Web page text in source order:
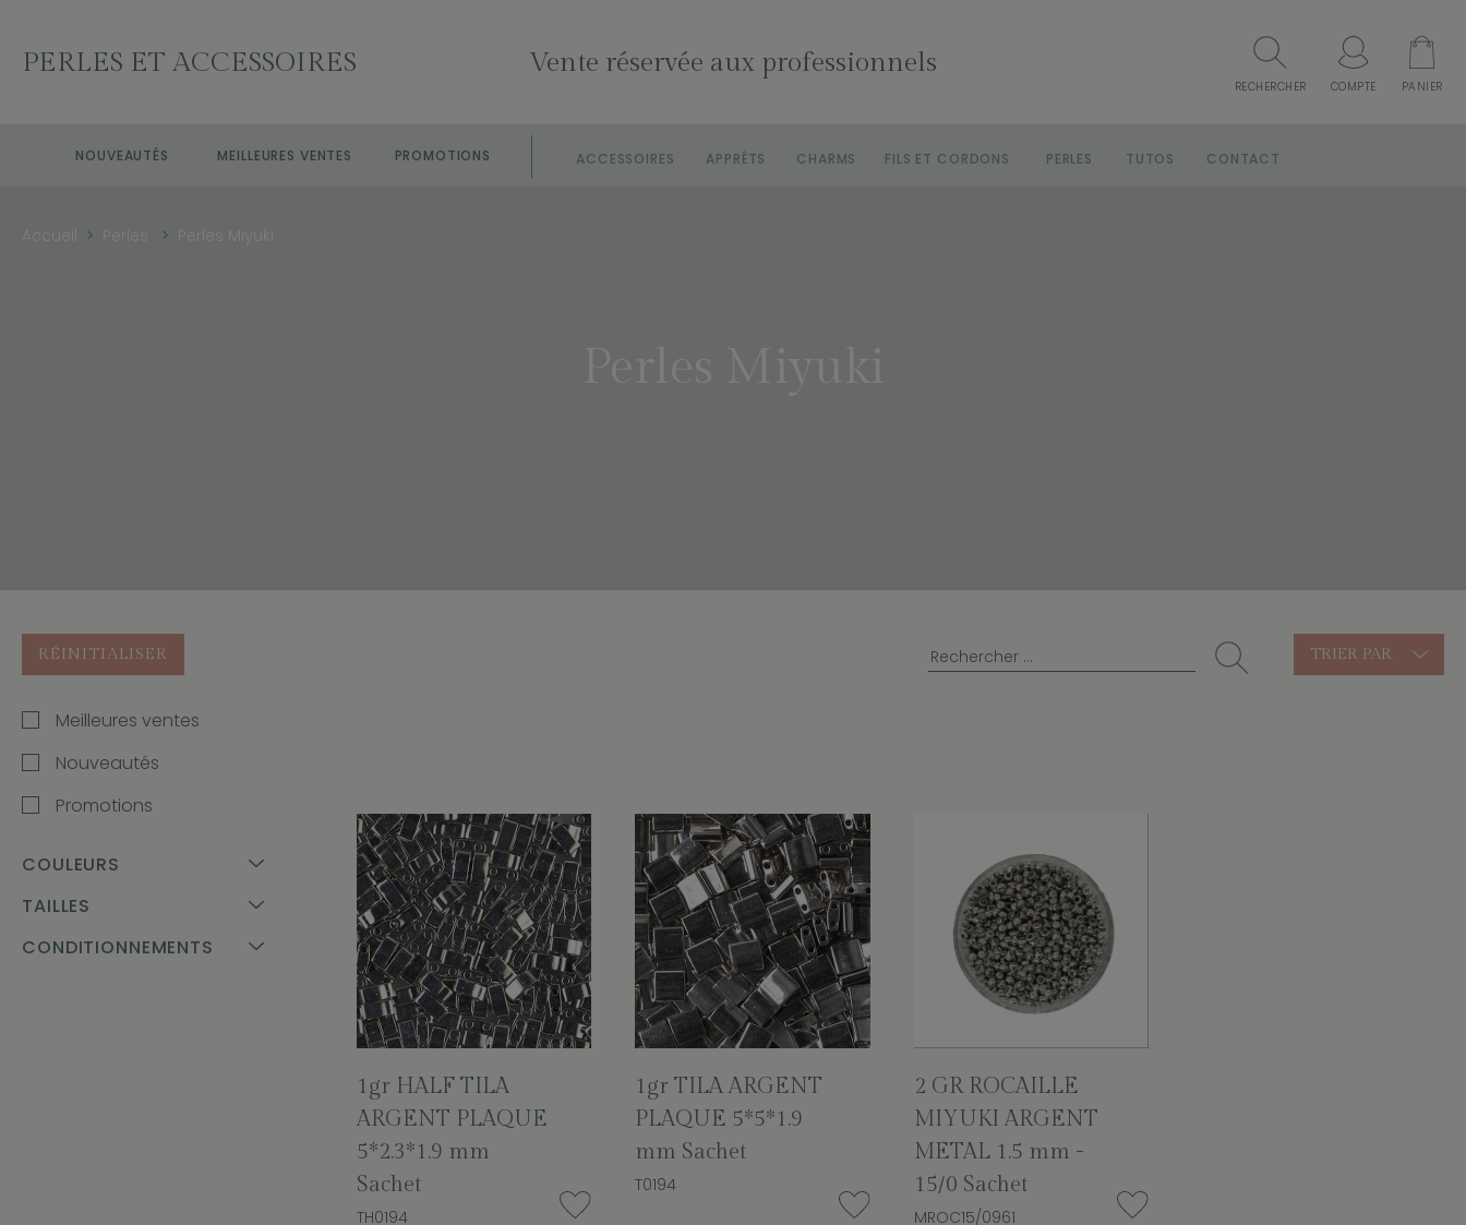
Vente réservée aux professionnels
PERLES ET ACCESSOIRES
RECHERCHER COMPTE PANIER
NOUVEAUTÉS MEILLEURES VENTES PROMOTIONS ACCESSOIRES APPRÊTS CHARMS FILS ET CORDONS PERLES TUTOS CONTACT
RÉINITIALISER
Meilleures ventes
Nouveautés
Promotions
COULEURS
TAILLES
CONDITIONNEMENTS
TRIER PAR
1gr HALF TILA
ARGENT PLAQUE
5*2.3*1.9 mm
Sachet
TH0194
1gr TILA ARGENT
PLAQUE 5*5*1.9
mm Sachet
T0194
2 GR ROCAILLE
MIYUKI ARGENT
METAL 1.5 mm -
15/0 Sachet
MROC15/0961